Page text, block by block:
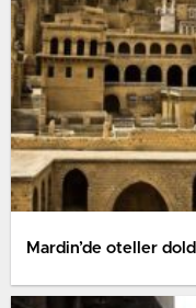
Mardin’de oteller